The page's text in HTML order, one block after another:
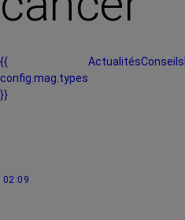
{{
config.mag.types
}}
ActualitésConseils
02:09